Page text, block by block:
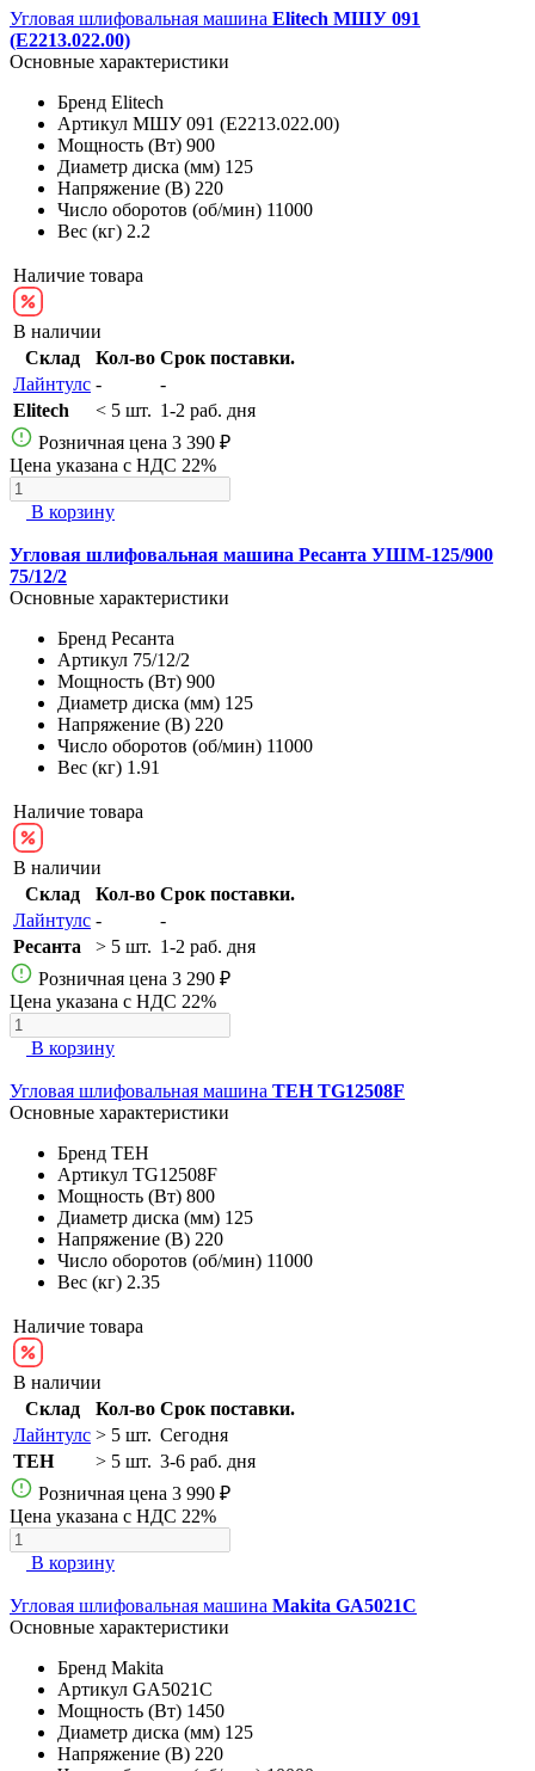
Угловая шлифовальная машина Elitech МШУ 091
(E2213.022.00)
Основные характеристики
Бренд Elitech
Артикул МШУ 091 (E2213.022.00)
Мощность (Вт) 900
Диаметр диска (мм) 125
Напряжение (В) 220
Число оборотов (об/мин) 11000
Вес (кг) 2.2
Наличие товара
В наличии
Склад
Кол-во Срок поставки.
Лайнтулс -
-
Elitech
< 5 шт. 1-2 раб. дня
Розничная цена 3 390 ₽
Цена указана с НДС 22%
В корзину
Угловая шлифовальная машина Ресанта УШМ-125/900
75/12/2
Основные характеристики
Бренд Ресанта
Артикул 75/12/2
Мощность (Вт) 900
Диаметр диска (мм) 125
Напряжение (В) 220
Число оборотов (об/мин) 11000
Вес (кг) 1.91
Наличие товара
В наличии
Склад
Кол-во Срок поставки.
Лайнтулс -
-
Ресанта
> 5 шт. 1-2 раб. дня
Розничная цена 3 290 ₽
Цена указана с НДС 22%
В корзину
Угловая шлифовальная машина TEH TG12508F
Основные характеристики
Бренд TEH
Артикул TG12508F
Мощность (Вт) 800
Диаметр диска (мм) 125
Напряжение (В) 220
Число оборотов (об/мин) 11000
Вес (кг) 2.35
Наличие товара
В наличии
Склад
Кол-во Срок поставки.
Лайнтулс > 5 шт. Сегодня
TEH
> 5 шт. 3-6 раб. дня
Розничная цена 3 990 ₽
Цена указана с НДС 22%
В корзину
Угловая шлифовальная машина Makita GA5021C
Основные характеристики
Бренд Makita
Артикул GA5021C
Мощность (Вт) 1450
Диаметр диска (мм) 125
Напряжение (В) 220